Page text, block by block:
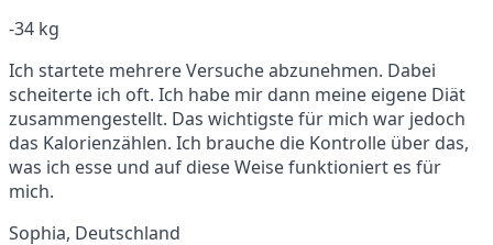
-34 kg
Ich startete mehrere Versuche abzunehmen. Dabei
scheiterte ich oft. Ich habe mir dann meine eigene Diät
zusammengestellt. Das wichtigste für mich war jedoch
das Kalorienzählen. Ich brauche die Kontrolle über das,
was ich esse und auf diese Weise funktioniert es für
mich.
Sophia, Deutschland